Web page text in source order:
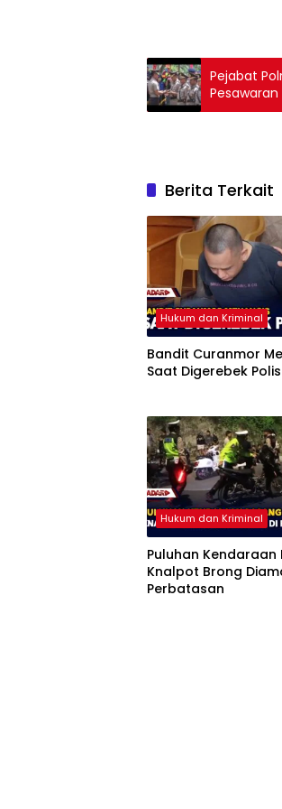
Pejabat
Pesawaran
Berita Terkait
Hukum dan Kriminal
Bandit Curanmor
Saat Digerebek
Hukum dan Kriminal
Puluhan Kendaraan
Knalpot Brong
Perbatasan